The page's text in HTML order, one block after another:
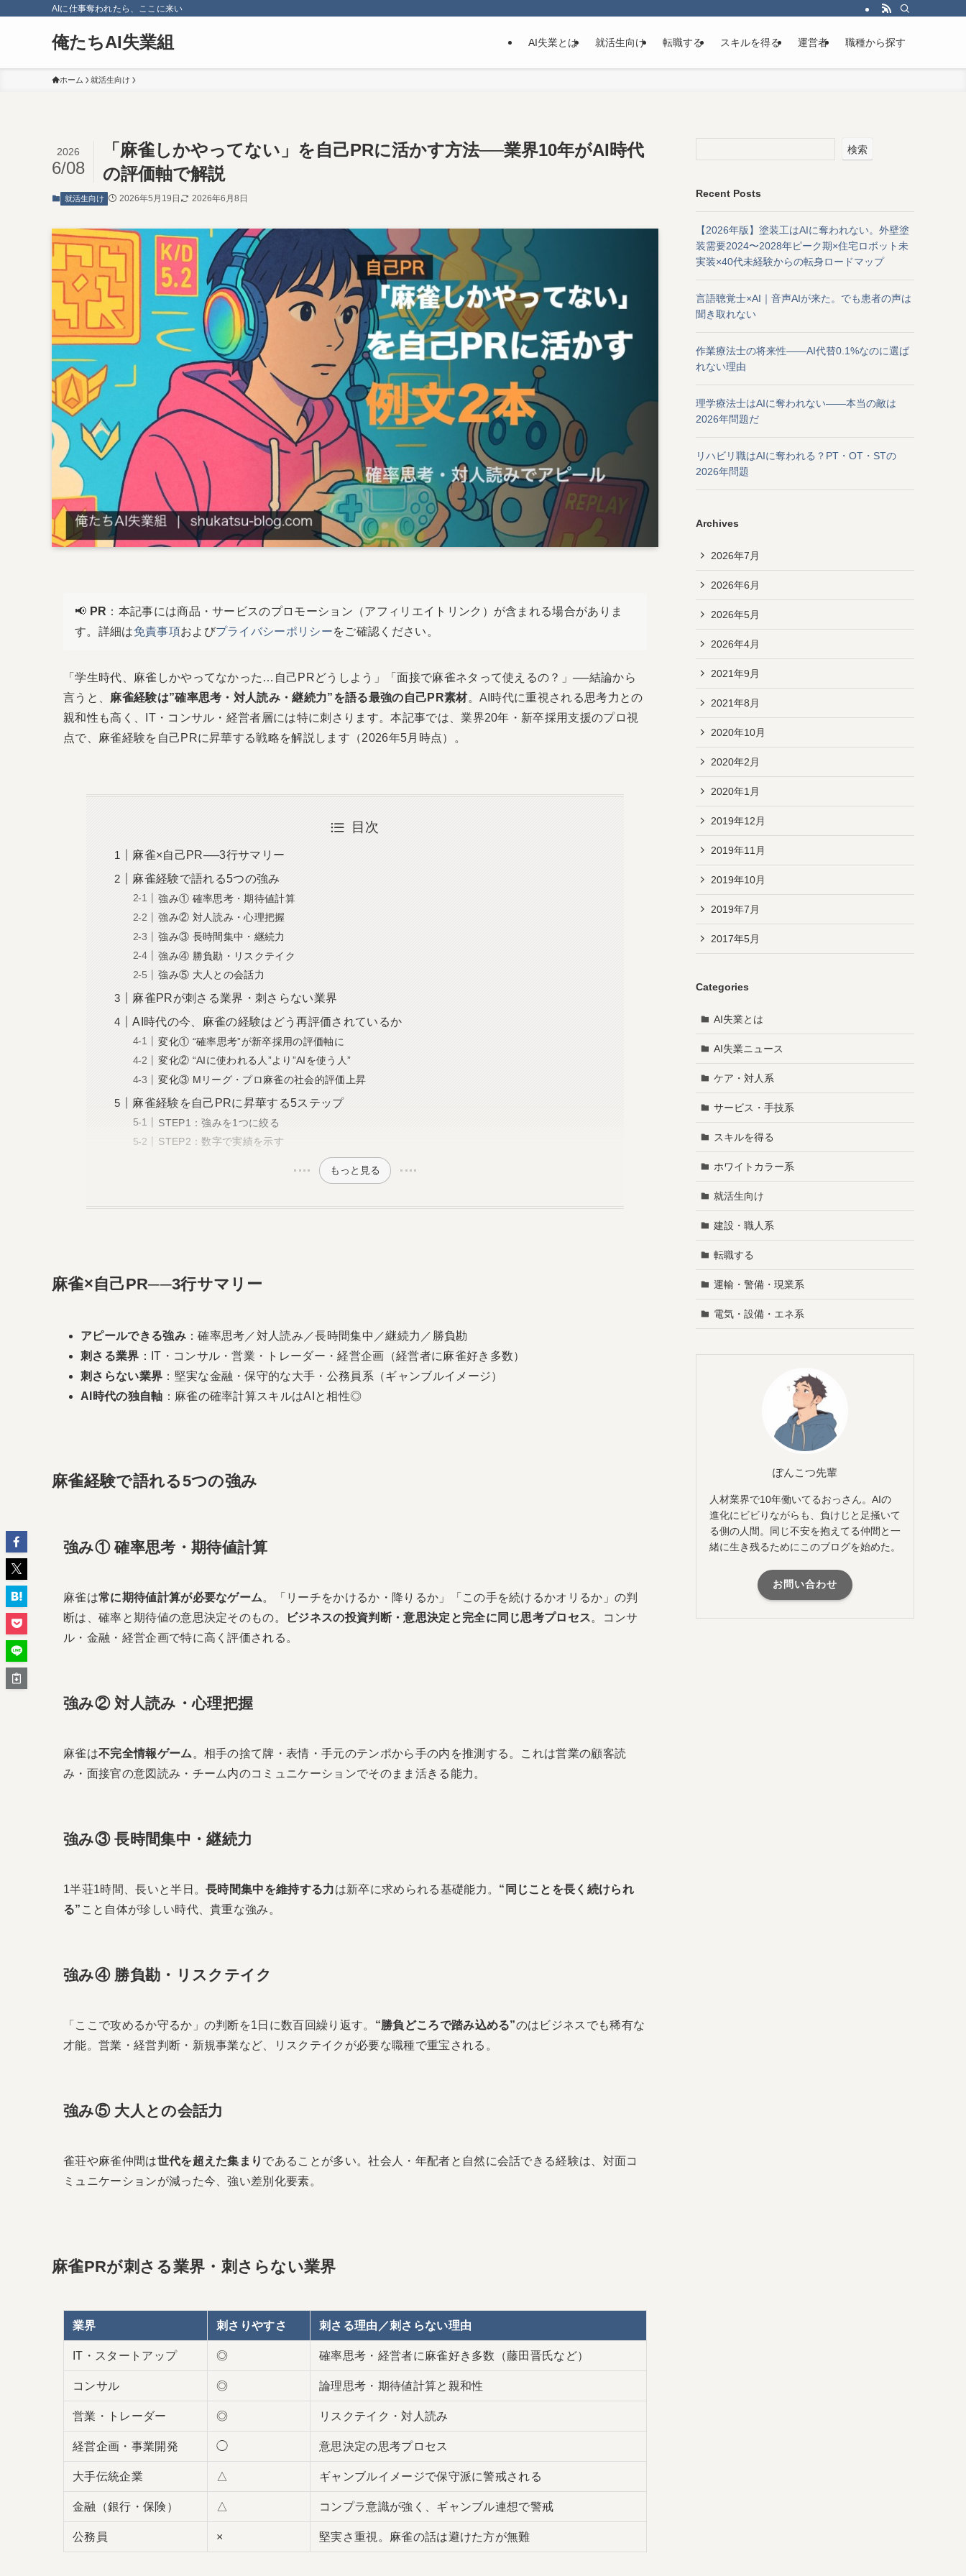
AIに仕事奪われたら、ここに来い
俺たちAI失業組 AI失業とは 就活生向け 転職する スキルを得る 運営者 職種から探す
ホーム 就活生向け
「麻雀しかやってない」を自己PRに活かす方法──業界10年がAI時代
の評価軸で解説
2026
6/08
就活生向け 2026年5月19日 2026年6月8日
📢 PR ：本記事には商品・サービスのプロモーション（アフィリエイトリンク）が含まれる場合がありま
す。詳細は免責事項およびプライバシーポリシーをご確認ください。
「学生時代、麻雀しかやってなかった…自己PRどうしよう」「面接で麻雀ネタって使えるの？」──結論から
言うと、 麻雀経験は”確率思考・対人読み・継続力”を語る最強の自己PR素材。AI時代に重視される思考力との
親和性も高く、IT・コンサル・経営者層には特に刺さります。本記事では、業界20年・新卒採用支援のプロ視
点で、麻雀経験を自己PRに昇華する戦略を解説します（2026年5月時点）。
目次
麻雀×自己PR──3行サマリー
麻雀経験で語れる5つの強み
強み① 確率思考・期待値計算
強み② 対人読み・心理把握
強み③ 長時間集中・継続力
強み④ 勝負勘・リスクテイク
強み⑤ 大人との会話力
麻雀PRが刺さる業界・刺さらない業界
AI時代の今、麻雀の経験はどう再評価されているか
変化① “確率思考”が新卒採用の評価軸に
変化② “AIに使われる人”より”AIを使う人”
変化③ Mリーグ・プロ麻雀の社会的評価上昇
麻雀経験を自己PRに昇華する5ステップ
STEP1：強みを1つに絞る
STEP2：数字で実績を示す
もっと見る
麻雀×自己PR──3行サマリー
アピールできる強み：確率思考／対人読み／長時間集中／継続力／勝負勘
刺さる業界 ：IT・コンサル・営業・トレーダー・経営企画（経営者に麻雀好き多数）
刺さらない業界 ：堅実な金融・保守的な大手・公務員系（ギャンブルイメージ）
AI時代の独自軸 ：麻雀の確率計算スキルはAIと相性◎
麻雀経験で語れる5つの強み
強み① 確率思考・期待値計算
麻雀は常に期待値計算が必要なゲーム。「リーチをかけるか・降りるか」「この手を続けるかオリるか」の判
断は、確率と期待値の意思決定そのもの。
ビジネスの投資判断・意思決定と完全に同じ思考プロセス。コンサ
ル・金融・経営企画で特に高く評価される。
強み② 対人読み・心理把握
麻雀は不完全情報ゲーム 。相手の捨て牌・表情・手元のテンポから手の内を推測する。これは営業の顧客読
み・面接官の意図読み・チーム内のコミュニケーションでそのまま活きる能力。
強み③ 長時間集中・継続力
1半荘1時間、長いと半日。長時間集中を維持する力は新卒に求められる基礎能力。 “同じことを長く続けられ
る” こと自体が珍しい時代、貴重な強み。
強み④ 勝負勘・リスクテイク
「ここで攻めるか守るか」の判断を1日に数百回繰り返す。 “勝負どころで踏み込める”のはビジネスでも稀有な
才能。営業・経営判断・新規事業など、リスクテイクが必要な職種で重宝される。
強み⑤ 大人との会話力
雀荘や麻雀仲間は世代を超えた集まり であることが多い。社会人・年配者と自然に会話できる経験は、対面コ
ミュニケーションが減った今、強い差別化要素。
麻雀PRが刺さる業界・刺さらない業界
業界 刺さりやすさ 刺さる理由／刺さらない理由
IT・スタートアップ ◎ 確率思考・経営者に麻雀好き多数（藤田晋氏など）
コンサル ◎ 論理思考・期待値計算と親和性
営業・トレーダー ◎ リスクテイク・対人読み
経営企画・事業開発 ◯ 意思決定の思考プロセス
大手伝統企業 △ ギャンブルイメージで保守派に警戒される
金融（銀行・保険） △ コンプラ意識が強く、ギャンブル連想で警戒
公務員 × 堅実さ重視。麻雀の話は避けた方が無難
検索
Recent Posts
【2026年版】塗装工はAIに奪われない。外壁塗
装需要2024〜2028年ピーク期×住宅ロボット未
実装×40代未経験からの転身ロードマップ
言語聴覚士×AI｜音声AIが来た。でも患者の声は
聞き取れない
作業療法士の将来性——AI代替0.1%なのに選ば
れない理由
理学療法士はAIに奪われない——本当の敵は
2026年問題だ
リハビリ職はAIに奪われる？PT・OT・STの
2026年問題
Archives
2026年7月
2026年6月
2026年5月
2026年4月
2021年9月
2021年8月
2020年10月
2020年2月
2020年1月
2019年12月
2019年11月
2019年10月
2019年7月
2017年5月
Categories
AI失業とは
AI失業ニュース
ケア・対人系
サービス・手技系
スキルを得る
ホワイトカラー系
就活生向け
建設・職人系
転職する
運輸・警備・現業系
電気・設備・エネ系
ぽんこつ先輩
人材業界で10年働いてるおっさん。AIの
進化にビビりながらも、負けじと足掻いて
る側の人間。同じ不安を抱えてる仲間と一
緒に生き残るためにこのブログを始めた。
お問い合わせ